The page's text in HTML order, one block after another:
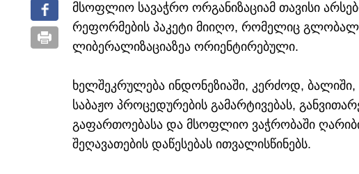
მსოფლიო სავაჭრო ორგანიზაციამ თავისი
რეფორმების პაკეტი მიიღო, რომელიც
ლიბერალიზაციაზეა ორიენტირებული.
ხელშეკრულება ინდონეზიაში, კერძოდ,
საბაჟო პროცედურების გამარტივებას,
გაფართოებასა და მსოფლიო ვაჭრობაში
შეღავათების დაწესებას ითვალისწინებს.